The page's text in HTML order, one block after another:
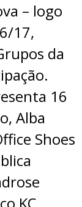
– logo
17,
da
16
Alba
Shoes